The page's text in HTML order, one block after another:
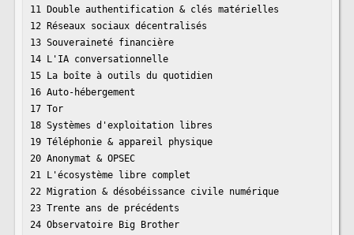
11 Double authentification & clés matérielles
12 Réseaux sociaux décentralisés
13 Souveraineté financière
14 L'IA conversationnelle
15 La boîte à outils du quotidien
16 Auto-hébergement
17 Tor
18 Systèmes d'exploitation libres
19 Téléphonie & appareil physique
20 Anonymat & OPSEC
21 L'écosystème libre complet
22 Migration & désobéissance civile numérique
23 Trente ans de précédents
24 Observatoire Big Brother